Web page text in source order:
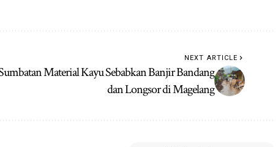
NEXT ARTICLE
Material Kayu Sebabkan Banjir Bandang
dan Longsor di Magelang